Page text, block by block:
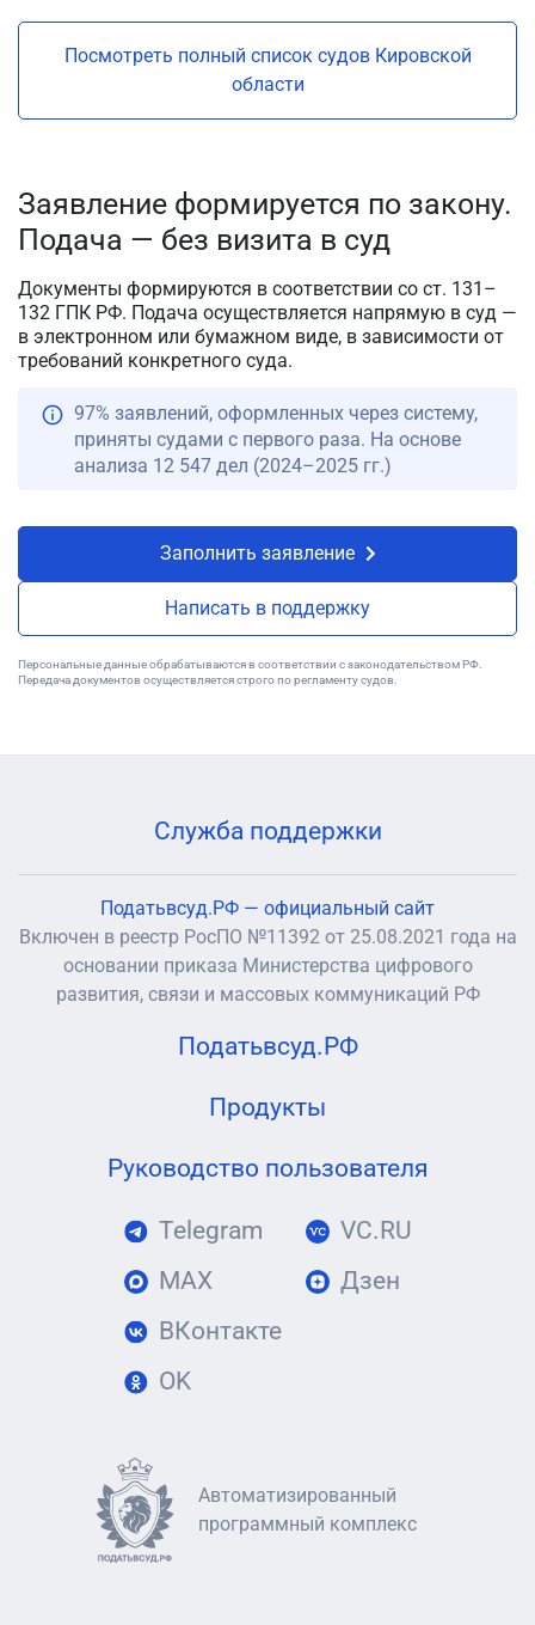
Посмотреть полный список судов Кировской
области
Заявление формируется по закону.
Подача — без визита в суд
Документы формируются в соответствии со ст. 131–
132 ГПК РФ. Подача осуществляется напрямую в суд —
в электронном или бумажном виде, в зависимости от
требований конкретного суда.
97% заявлений, оформленных через систему,
приняты судами с первого раза. На основе
анализа 12 547 дел (2024–2025 гг.)
Заполнить заявление
Написать в поддержку
Персональные данные обрабатываются в соответствии с законодательством РФ.
Передача документов осуществляется строго по регламенту судов.
Служба поддержки
Податьвсуд.РФ — официальный сайт
Включен в реестр РосПО №11392 от 25.08.2021 года на
основании приказа Министерства цифрового
развития, связи и массовых коммуникаций РФ
Податьвсуд.РФ
Продукты
Руководство пользователя
Telegram
MAX
ВКонтакте
OK
VC.RU
Дзен
Автоматизированный
программный комплекс